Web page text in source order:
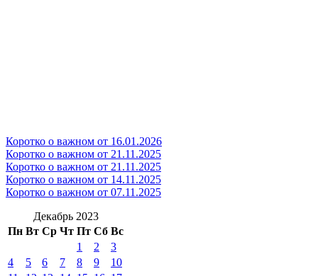
Коротко о важном от 16.01.2026
Коротко о важном от 21.11.2025
Коротко о важном от 21.11.2025
Коротко о важном от 14.11.2025
Коротко о важном от 07.11.2025
Декабрь 2023
Пн Вт Ср Чт Пт Сб Вс
1
2
3
4
5 6 7 8 9
10